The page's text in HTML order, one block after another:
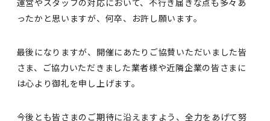
運営やスタッフの対応において、不行き届きな点も多々あ
ったかと思いますが、何卒、お許し願います。
最後になりますが、開催にあたりご協賛いただいました皆
さま、ご協力いただきました業者様や近隣企業の皆さまに
は心より御礼を申し上げます。
今後とも皆さまのご期待に沿えますよう、全力をあげて努